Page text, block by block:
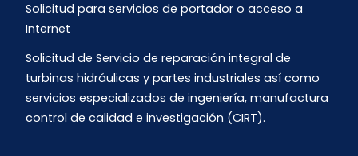
Solicitud para servicios de portador o acceso a
Internet
Solicitud de Servicio de reparación integral de
turbinas hidráulicas y partes industriales así como
servicios especializados de ingeniería, manufactura
control de calidad e investigación (CIRT).